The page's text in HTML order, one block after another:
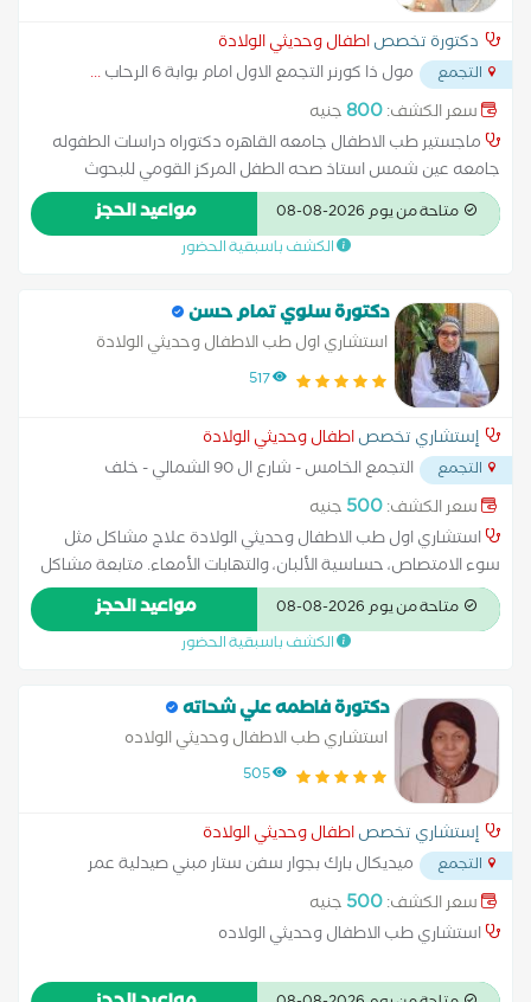
دكتورة تخصصاطفال وحديثي الولادة
التجمع مول ذا كورنر التجمع الاول امام بوابة 6 الرحاب
...
سعر الكشف:800جنيه
ماجستير طب الاطفال جامعه القاهره دكتوراه دراسات الطفوله
جامعه عين شمس استاذ صحه الطفل المركز القومي للبحوث
استشاري اول تغذيه علاجيه للاطفال
متاحة من يوم 2026-08-08 مواعيد الحجز
الكشف باسبقية الحضور
دكتورة سلوي تمام حسن
استشاري اول طب الاطفال وحديثي الولادة
517
إستشاري تخصصاطفال وحديثي الولادة
التجمع
التجمع الخامس - شارع ال 90 الشمالي - خلف
المستشفي الجوي...سعر الكشف:500 جنيه
استشاري اول طب الاطفال وحديثي الولادة علاج مشاكل مثل
سوء الامتصاص، حساسية الألبان، والتهابات الأمعاء. متابعة مشاكل
التغذية المرتبطة بالأمراض الداخلية.
متاحة من يوم 2026-08-08 مواعيد الحجز
الكشف باسبقية الحضور
دكتورة فاطمه علي شحاته
استشاري طب الاطفال وحديثي الولاده
505
إستشاري تخصصاطفال وحديثي الولادة
التجمع
ميديكال بارك بجوار سفن ستار مبني صيدلية عمر
التجمع الخامس...
سعر الكشف:500 جنيه
استشاري طب الاطفال وحديثي الولاده